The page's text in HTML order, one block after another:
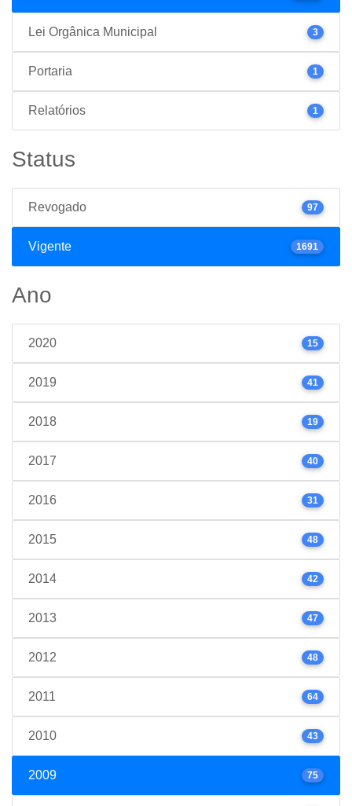
Lei Orgânica Municipal 3
Portaria 1
Relatórios 1
Status
Revogado 97
Vigente 1691
Ano
2020 15
2019 41
2018 19
2017 40
2016 31
2015 48
2014 42
2013 47
2012 48
2011 64
2010 43
2009 75